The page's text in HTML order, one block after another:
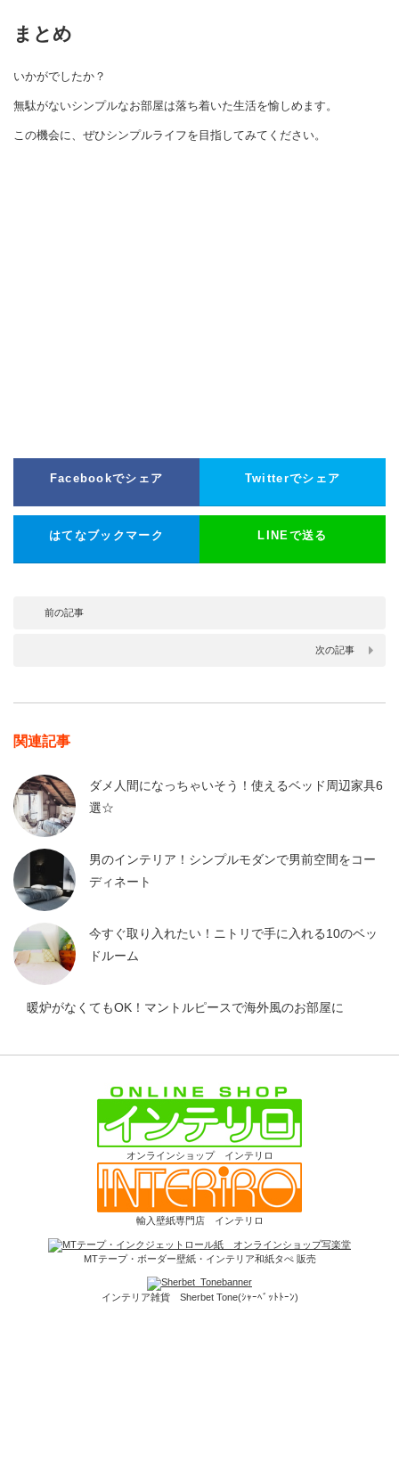
まとめ
いかがでしたか？
無駄がないシンプルなお部屋は落ち着いた生活を愉しめます。
この機会に、ぜひシンプルライフを目指してみてください。
Facebookでシェア Twitterでシェア
はてなブックマーク LINEで送る
前の記事
次の記事
関連記事
ダメ人間になっちゃいそう！使えるベッド周辺家具6
選☆
男のインテリア！シンプルモダンで男前空間をコー
ディネート
今すぐ取り入れたい！ニトリで手に入れる10のベッ
ドルーム
暖炉がなくてもOK！マントルピースで海外風のお部屋に
オンラインショップ インテリロ
輸入壁紙専門店 インテリロ
MTテープ・ボーダー壁紙・インテリア和紙タぺ 販売
インテリア雑貨 Sherbet Tone(ｼｬｰﾍﾞｯﾄﾄｰﾝ)